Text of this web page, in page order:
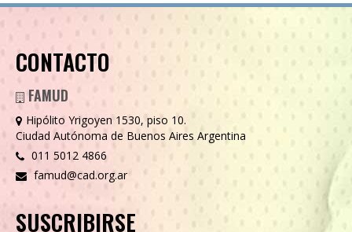
CONTACTO
FAMUD
Hipólito Yrigoyen 1530, piso 10.
Ciudad Autónoma de Buenos Aires Argentina
011 5012 4866
famud@cad.org.ar
SUSCRIBIRSE